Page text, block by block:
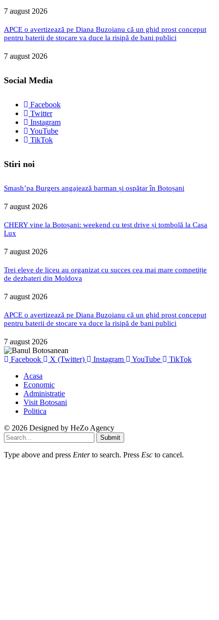
7 august 2026
APCE o avertizează pe Diana Buzoianu că un ghid prost conceput
pentru baterii de stocare va duce la risipă de bani publici
7 august 2026
Social Media
Facebook
Twitter
Instagram
YouTube
TikTok
Stiri noi
Smash’pa Burgers angajează barman și ospătar în Botoșani
7 august 2026
CHERY vine la Botoșani: weekend cu test drive și tombolă la Casa
Lux
7 august 2026
Trei eleve de liceu au organizat cu succes cea mai mare competiție
de dezbateri din Moldova
7 august 2026
APCE o avertizează pe Diana Buzoianu că un ghid prost conceput
pentru baterii de stocare va duce la risipă de bani publici
7 august 2026
Facebook X (Twitter) Instagram YouTube
TikTok
Acasa
Economic
Administratie
Visit Botosani
Politica
© 2026 Designed by HeZo Agency
Submit
Type above and press Enterto search. Press Esc to cancel.